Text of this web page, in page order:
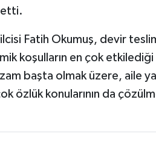
Fatih Okumuş, devir
koşulların en çok
başta olmak üzere, aile
özlük konularının da